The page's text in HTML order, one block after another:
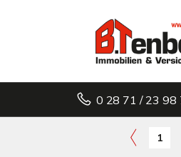
0 28 71 / 23 98
1